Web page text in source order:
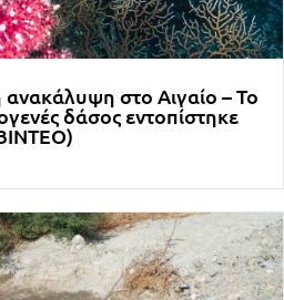
στο Αιγαίο – Το
δάσος εντοπίστηκε